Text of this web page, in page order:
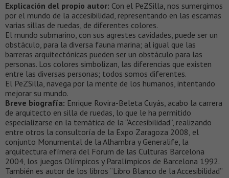
Explicación del propio autor: Con el PeZSilla, nos sumergimos
por el mundo de la accesibilidad, representando en las escamas
varias sillas de ruedas, de diferentes colores.
El mundo submarino, con sus agrestes cavidades, puede ser un
obstáculo, para la diversa fauna marina; al igual que las
barreras arquitectónicas pueden ser un obstáculo para las
personas. Los colores simbolizan, las diferencias que existen
entre las diversas personas; todos somos diferentes.
El PeZSilla, navega por la mente de los humanos, intentando
mejorar su mundo.
Breve biografía: Enrique Rovira-Beleta Cuyás, acabo la carrera
de arquitecto en silla de ruedas, lo que le ha permitido
especializarse en la temática de la “Accesibilidad”, realizando
entre otros la consultoría de la Expo Zaragoza 2008, el
conjunto Monumental de la Alhambra y Generalife, la
arquitectura efímera del Forum de las Culturas Barcelona
2004, los juegos Olímpicos y Paralímpicos de Barcelona 1992.
También es autor de los libros “Libro Blanco de la Accesibilidad”